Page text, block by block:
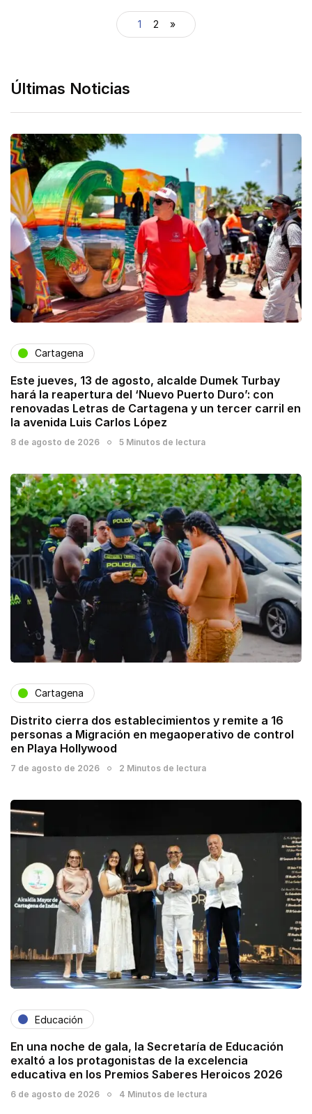
1 2 »
Últimas Noticias
Cartagena
Este jueves, 13 de agosto, alcalde Dumek Turbay
hará la reapertura del ‘Nuevo Puerto Duro’: con
renovadas Letras de Cartagena y un tercer carril en
la avenida Luis Carlos López
8 de agosto de 2026 5 Minutos de lectura
Cartagena
Distrito cierra dos establecimientos y remite a 16
personas a Migración en megaoperativo de control
en Playa Hollywood
7 de agosto de 2026 2 Minutos de lectura
Educación
En una noche de gala, la Secretaría de Educación
exaltó a los protagonistas de la excelencia
educativa en los Premios Saberes Heroicos 2026
6 de agosto de 2026 4 Minutos de lectura